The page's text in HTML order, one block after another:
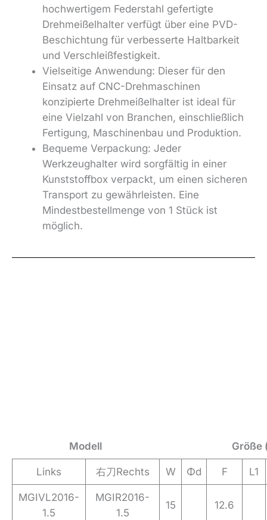
hochwertigem Federstahl gefertigte
Drehmeißelhalter verfügt über eine PVD-
Beschichtung für verbesserte Haltbarkeit
und Verschleißfestigkeit.
Vielseitige Anwendung: Dieser für den
Einsatz auf CNC-Drehmaschinen
konzipierte Drehmeißelhalter ist ideal für
eine Vielzahl von Branchen, einschließlich
Fertigung, Maschinenbau und Produktion.
Bequeme Verpackung: Jeder
Werkzeughalter wird sorgfältig in einer
Kunststoffbox verpackt, um einen sicheren
Transport zu gewährleisten. Eine
Mindestbestellmenge von 1 Stück ist
möglich.
Modell Größe
Links 右刀Rechts W Φd F L1
MGIVL2016-
1.5
MGIR2016-
1.5
15 12.6